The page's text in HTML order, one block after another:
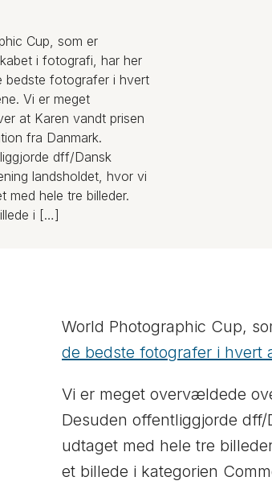
Cup, som er
i fotografi, har her
bedste fotografer i hvert
Vi er meget
at Karen vandt prisen
fra Danmark.
dff/Dansk
landsholdet, hvor vi
med hele tre billeder.
i […]
World Photographic Cup,
de bedste fotografer i hvert
Vi er meget overvældede
Desuden offentliggjorde
udtaget med hele tre
et billede i kategorien